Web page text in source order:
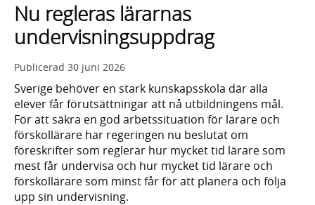
med
sökförslag
Nu regleras lärarnas
undervisningsuppdrag
Publicerad 30 juni 2026
Sverige behöver en stark kunskapsskola där alla
elever får förutsättningar att nå utbildningens mål.
För att säkra en god arbetssituation för lärare och
förskollärare har regeringen nu beslutat om
föreskrifter som reglerar hur mycket tid lärare som
mest får undervisa och hur mycket tid lärare och
förskollärare som minst får för att planera och följa
upp sin undervisning.